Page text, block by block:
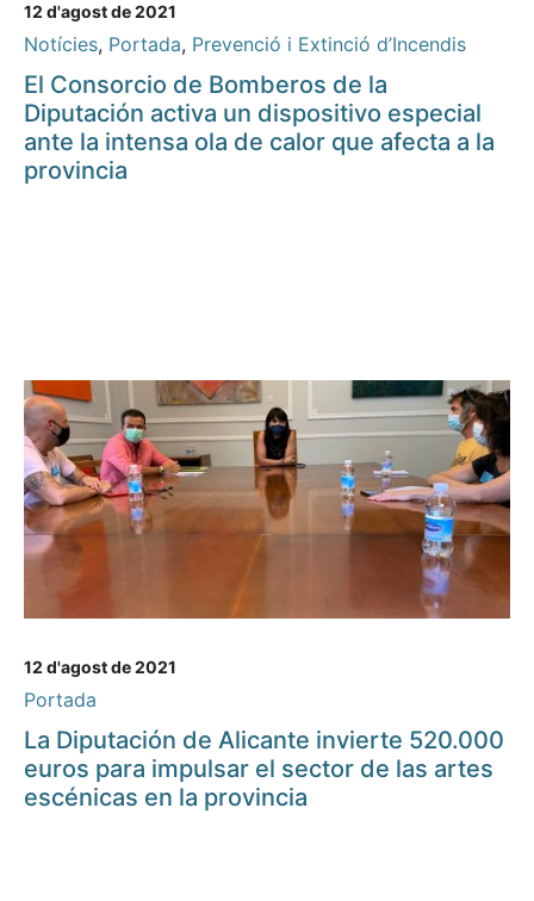
12 d'agost de 2021
Notícies, Portada, Prevenció i Extinció d’Incendis
El Consorcio de Bomberos de la
Diputación activa un dispositivo especial
ante la intensa ola de calor que afecta a la
provincia
12 d'agost de 2021
Portada
La Diputación de Alicante invierte 520.000
euros para impulsar el sector de las artes
escénicas en la provincia